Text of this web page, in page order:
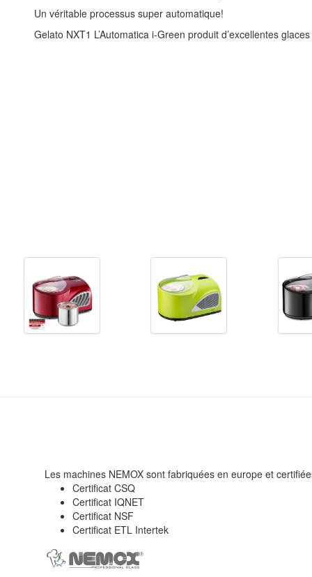
Un véritable processus super automatique!
Gelato NXT1 L’Automatica i-Green produit d’excellentes
Les machines NEMOX sont fabriquées en europe et
Certificat CSQ
Certificat IQNET
Certificat NSF
Certificat ETL Intertek